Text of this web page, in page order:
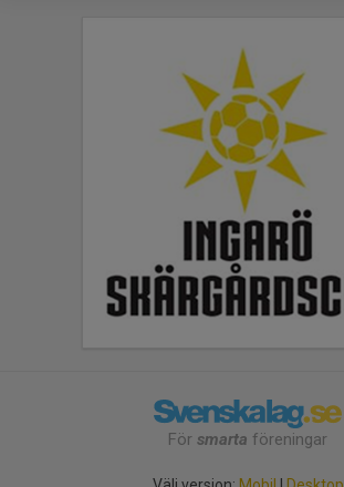
För smarta föreningar